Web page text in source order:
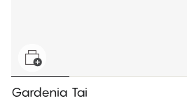
Gardenia Tai